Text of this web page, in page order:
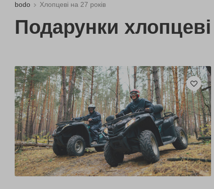
bodo Хлопцеві на 27 років
Подарунки